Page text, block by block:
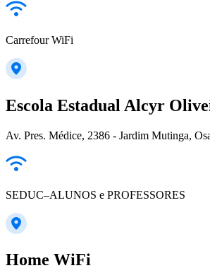
Carrefour WiFi
Escola Estadual Alcyr
Av. Pres. Médice, 2386 - Jardim Mutinga,
SEDUC–ALUNOS e PROFESSORES
Home WiFi